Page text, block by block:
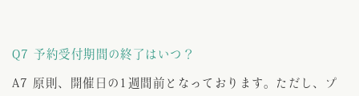
Q7 予約受付期間の終了はいつ？
A7 原則、開催日の1週間前となっております。ただし、プ